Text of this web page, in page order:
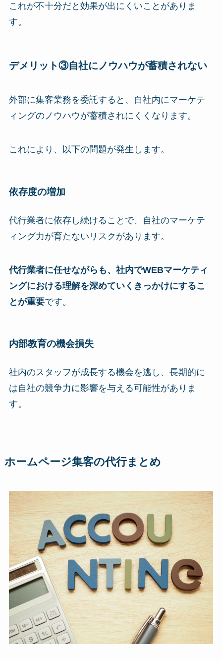
これが不十分だと効果が出にくいことがありま
す。
デメリット③自社にノウハウが蓄積されない
外部に集客業務を委託すると、自社内にマーケテ
ィングのノウハウが蓄積されにくくなります。
これにより、以下の問題が発生します。
依存度の増加
代行業者に依存し続けることで、自社のマーケテ
ィング力が育たないリスクがあります。
代行業者に任せながらも、社内でWEBマーケティ
ングにおける理解を深めていくきっかけにするこ
とが重要です。
内部教育の機会損失
社内のスタッフが成長する機会を逃し、長期的に
は自社の競争力に影響を与える可能性がありま
す。
ホームページ集客の代行まとめ